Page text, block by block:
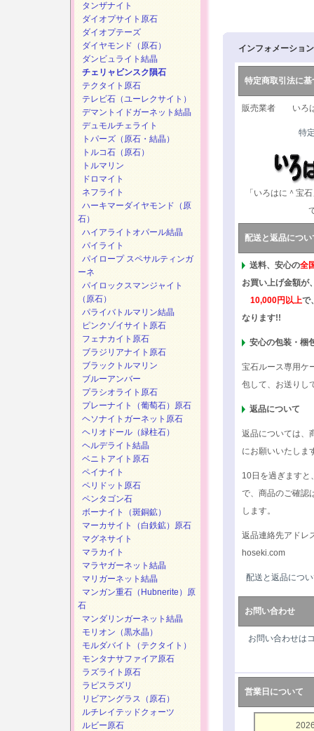
インフォメーション
特定商取引法に基
販売業者 いろ
特
「いろはに＾宝
配送と返品につい
送料、安心の全
お買い上げ金額が
10,000円以上で
なります!!
安心の包装・梱
宝石ルース専用ケ
包して、お送りし
返品について
返品については、
にお願いいたしま
10日を過ぎますと
で、商品のご確認
します。
返品連絡先アドレ
hoseki.com
配送と返品につ
お問い合わせ
お問い合わせは
営業日について
タンザナイト
ダイオプサイト原石
ダイオプテーズ
ダイヤモンド（原石）
ダンビュライト結晶
チェリャビンスク隕石
テクタイト原石
テレビ石（ユーレクサイト）
デマントイドガーネット結晶
デュモルチェライト
トパーズ（原石・結晶）
トルコ石（原石）
トルマリン
ドロマイト
ネフライト
ハーキマーダイヤモンド（原
石）
ハイアライトオパール結晶
パイライト
パイロープ スペサルティンガ
ーネ
パイロックスマンジャイト
（原石）
パライバトルマリン結晶
ピンクゾイサイト原石
フェナカイト原石
ブラジリアナイト原石
ブラックトルマリン
ブルーアンバー
プラシオライト原石
プレーナイト（葡萄石）原石
ヘソナイトガーネット原石
ヘリオドール（緑柱石）
ヘルデライト結晶
ベニトアイト原石
ペイナイト
ペリドット原石
ペンタゴン石
ボーナイト（斑銅鉱）
マーカサイト（白鉄鉱）原石
マグネサイト
マラカイト
マラヤガーネット結晶
マリガーネット結晶
マンガン重石（Hubnerite）原
石
マンダリンガーネット結晶
モリオン（黒水晶）
モルダバイト（テクタイト）
モンタナサファイア原石
ラズライト原石
ラピスラズリ
リビアングラス（原石）
ルチレイテッドクォーツ
ルビー原石